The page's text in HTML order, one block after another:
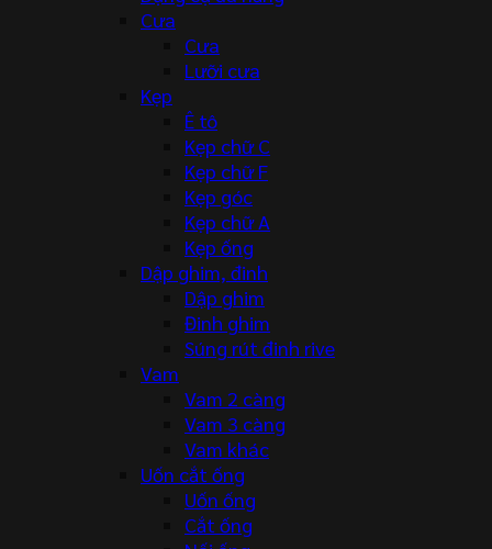
Cưa
Cưa
Lưỡi cưa
Kẹp
Ê tô
Kẹp chữ C
Kẹp chữ F
Kẹp góc
Kẹp chữ A
Kẹp ống
Dập ghim, đinh
Dập ghim
Đinh ghim
Súng rút đinh rive
Vam
Vam 2 càng
Vam 3 càng
Vam khác
Uốn cắt ống
Uốn ống
Cắt ống